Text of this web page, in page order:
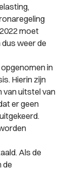
moet
weer de
in
Hierin zijn
van uitstel van
er geen
Als de
de